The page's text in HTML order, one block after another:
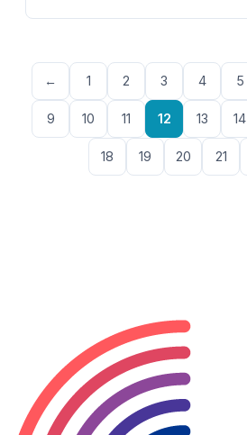
← 1 2 3 4 5
9 10 11 12 13 14
18 19 20 21